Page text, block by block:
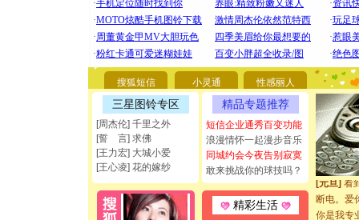
搜狐短信 小灵通 性感丽人
三星图铃专区
[周杰伦] 千里之外
[誓 言] 求佛
[王力宏] 大城小爱
[王心凌] 花的嫁纱
精品专题推荐
短信企业通秀百变功能
浪漫情怀一起漫步音乐
同城约会今夜告别寂寞
敢来挑战你的球技吗？
精彩生活
[圣诞节]
你太多，
要平安
[圣诞节]
能正大光
都要快乐
[圣诞节]
如意,快
[元旦]看
断电。爱
你是我专